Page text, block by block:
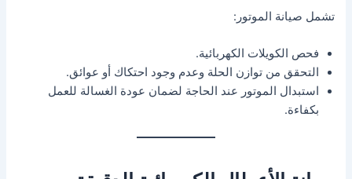
تشمل صيانة الموتور:
فحص الكويلات الكهربائية.
التحقق من توازن الحلة وعدم وجود احتكاك أو عوائق.
استبدال الموتور عند الحاجة لضمان عودة الغسالة للعمل
بكفاءة.